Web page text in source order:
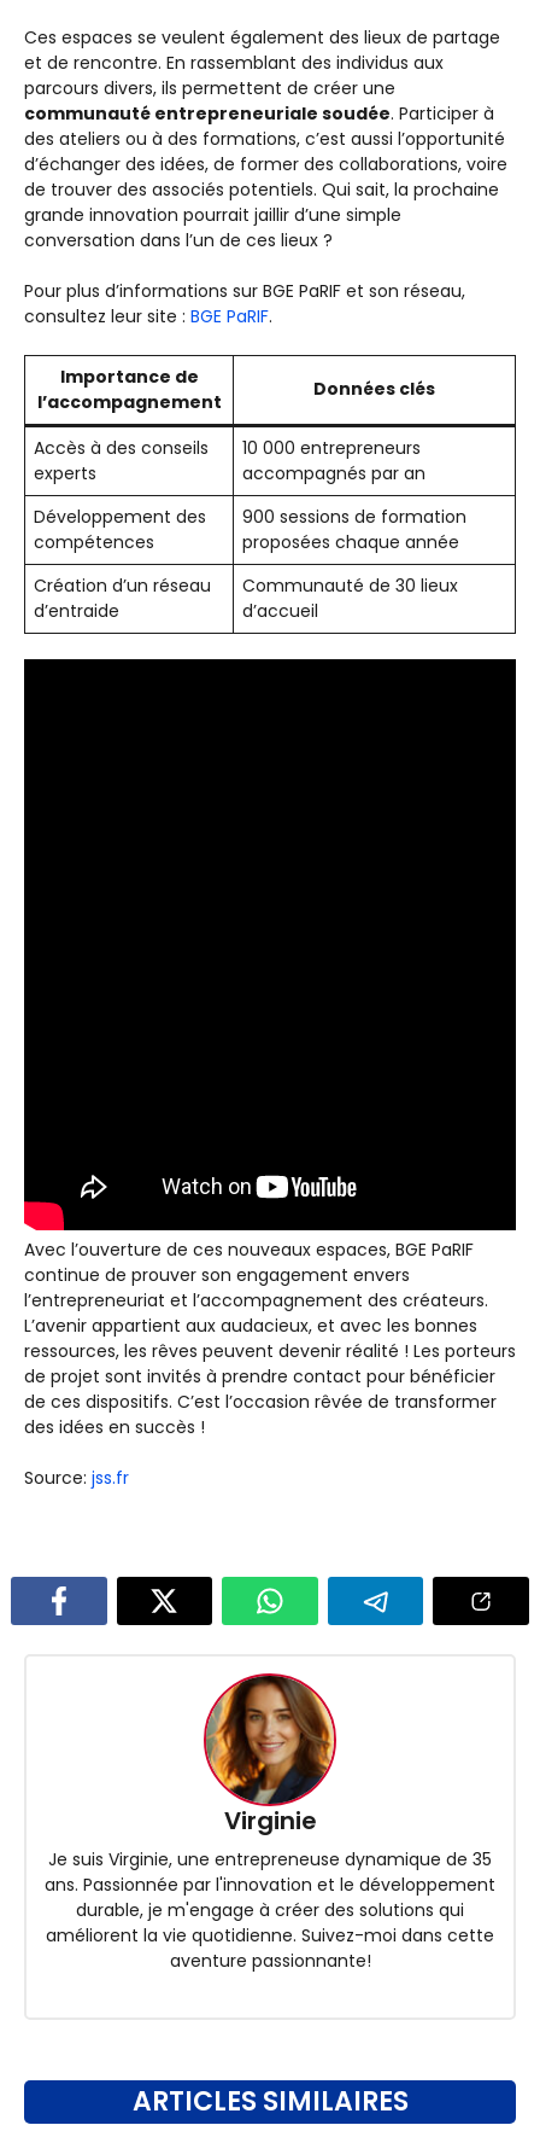
Ces espaces se veulent également des lieux de partage
et de rencontre. En rassemblant des individus aux
parcours divers, ils permettent de créer une
communauté entrepreneuriale soudée. Participer à
des ateliers ou à des formations, c’est aussi l’opportunité
d’échanger des idées, de former des collaborations, voire
de trouver des associés potentiels. Qui sait, la prochaine
grande innovation pourrait jaillir d’une simple
conversation dans l’un de ces lieux ?
Pour plus d’informations sur BGE PaRIF et son réseau,
consultez leur site : BGE PaRIF.
Importance de
l’accompagnement
Données clés
Accès à des conseils
experts
10 000 entrepreneurs
accompagnés par an
Développement des
compétences
900 sessions de formation
proposées chaque année
Création d’un réseau
d’entraide
Communauté de 30 lieux
d’accueil
Avec l’ouverture de ces nouveaux espaces, BGE PaRIF
continue de prouver son engagement envers
l’entrepreneuriat et l’accompagnement des créateurs.
L’avenir appartient aux audacieux, et avec les bonnes
ressources, les rêves peuvent devenir réalité ! Les porteurs
de projet sont invités à prendre contact pour bénéficier
de ces dispositifs. C’est l’occasion rêvée de transformer
des idées en succès !
Source: jss.fr
Virginie
Je suis Virginie, une entrepreneuse dynamique de 35
ans. Passionnée par l'innovation et le développement
durable, je m'engage à créer des solutions qui
améliorent la vie quotidienne. Suivez-moi dans cette
aventure passionnante!
ARTICLES SIMILAIRES